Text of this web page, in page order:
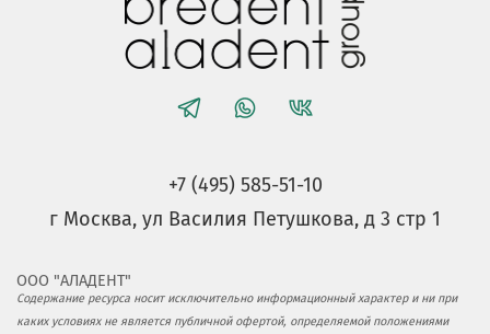
+7 (495) 585-51-10
г Москва, ул Василия Петушкова, д 3 стр 1
ООО "АЛАДЕНТ"
Содержание ресурса носит исключительно информационный характер и ни при
каких условиях не является публичной офертой, определяемой положениями